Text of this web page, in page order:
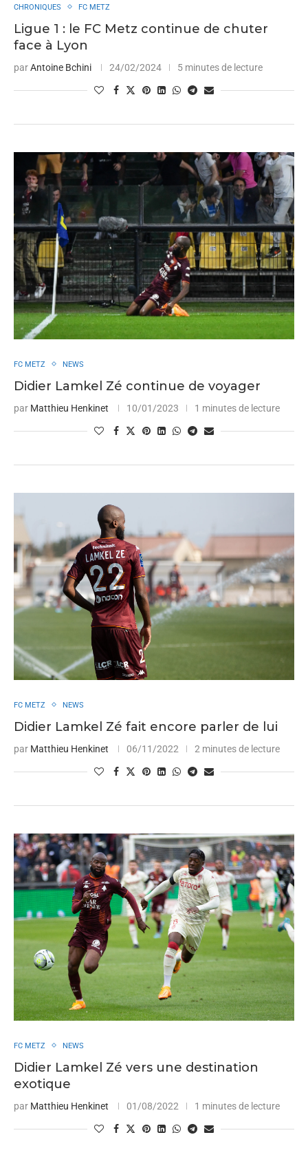
CHRONIQUES FC METZ
Ligue 1 : le FC Metz continue de chuter
face à Lyon
parAntoine Bchini 24/02/2024 5 minutes de lecture
FC METZ NEWS
Didier Lamkel Zé continue de voyager
par Matthieu Henkinet 10/01/2023 1 minutes de lecture
FC METZ NEWS
Didier Lamkel Zé fait encore parler de lui
par Matthieu Henkinet 06/11/2022 2 minutes de lecture
FC METZ NEWS
Didier Lamkel Zé vers une destination
exotique
par Matthieu Henkinet 01/08/2022 1 minutes de lecture